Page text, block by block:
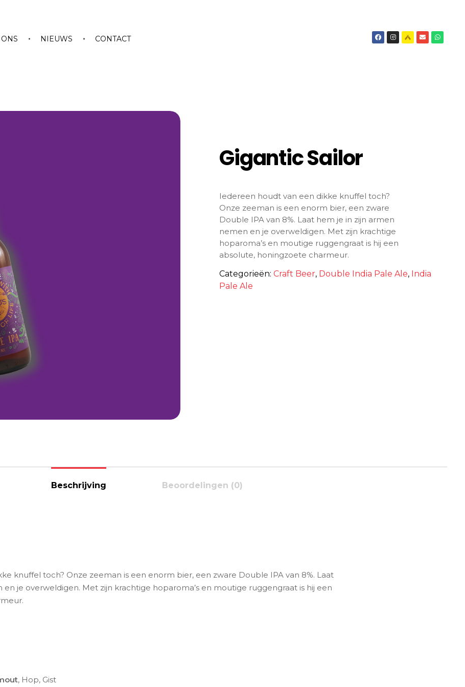
NIEUWS CONTACT
Gigantic Sailor
Iedereen houdt van een dikke knuffel toch?
Onze zeeman is een enorm bier, een zware
Double IPA van 8%. Laat hem je in zijn armen
nemen en je overweldigen. Met zijn krachtige
hoparoma’s en moutige ruggengraat is hij een
absolute, honingzoete charmeur.
Categorieën:Craft Beer, Double India Pale Ale, India
Pale Ale
Beschrijving Beoordelingen (0)
knuffel toch? Onze zeeman is een enorm bier, een zware Double IPA van 8%. Laat
je overweldigen. Met zijn krachtige hoparoma’s en moutige ruggengraat is hij een
, Hop, Gist